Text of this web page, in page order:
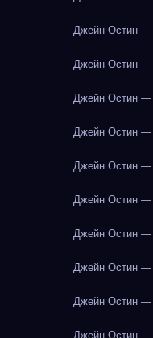
Джейн Остин —
Джейн Остин —
Джейн Остин —
Джейн Остин —
Джейн Остин —
Джейн Остин —
Джейн Остин —
Джейн Остин —
Джейн Остин —
Джейн Остин —